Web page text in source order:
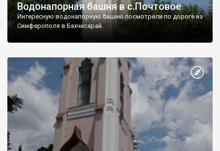
Водонапорная башня в с.Почтовое
Интересную водонапорную башню посмотрели по дороге из
Симферополя в Бахчисарай.